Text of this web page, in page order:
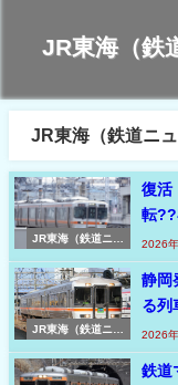
JR東海（鉄
JR東海（鉄道ニ
JR東海（鉄道ニュ
復活
転??
2026
JR東海（鉄道ニュ
静岡
る列
2026
鉄道